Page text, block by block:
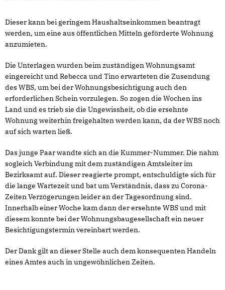
Dieser kann bei geringem Haushaltseinkommen beantragt
werden, um eine aus öffentlichen Mitteln geförderte Wohnung
anzumieten.
Die Unterlagen wurden beim zuständigen Wohnungsamt
eingereicht und Rebecca und Tino erwarteten die Zusendung
des WBS, um bei der Wohnungsbesichtigung auch den
erforderlichen Schein vorzulegen. So zogen die Wochen ins
Land und es trieb sie die Ungewissheit, ob die ersehnte
Wohnung weiterhin freigehalten werden kann, da der WBS noch
auf sich warten ließ.
Das junge Paar wandte sich an die Kummer-Nummer. Die nahm
sogleich Verbindung mit dem zuständigen Amtsleiter im
Bezirksamt auf. Dieser reagierte prompt, entschuldigte sich für
die lange Wartezeit und bat um Verständnis, dass zu Corona-
Zeiten Verzögerungen leider an der Tagesordnung sind.
Innerhalb einer Woche kam dann der ersehnte WBS und mit
diesem konnte bei der Wohnungsbaugesellschaft ein neuer
Besichtigungstermin vereinbart werden.
Der Dank gilt an dieser Stelle auch dem konsequenten Handeln
eines Amtes auch in ungewöhnlichen Zeiten.